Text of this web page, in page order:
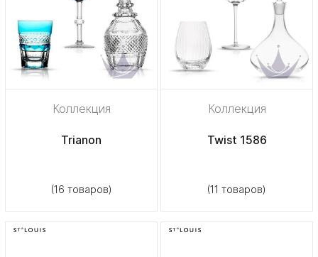
Коллекция
Trianon
(16 товаров)
Коллекция
Twist 1586
(11 товаров)